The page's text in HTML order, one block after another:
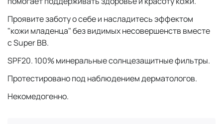
Проявите заботу о себе и насладитесь эффектом
"кожи младенца" без видимых несовершенств вместе
с Super BB.
SPF20. 100% минеральные солнцезащитные фильтры.
Протестировано под наблюдением дерматологов.
Некомедогенно.